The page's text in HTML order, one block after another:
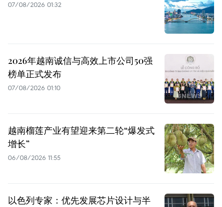
07/08/2026 01:32
2026年越南诚信与高效上市公司50强
榜单正式发布
07/08/2026 01:10
越南榴莲产业有望迎来第二轮“爆发式
增长”
06/08/2026 11:55
以色列专家：优先发展芯片设计与半